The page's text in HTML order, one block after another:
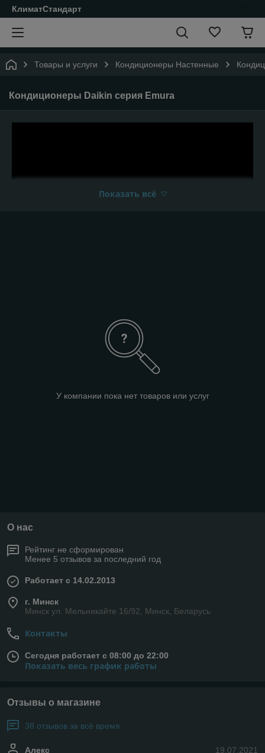
КлиматСтандарт
Товары и услуги Кондиционеры Настенные
Кондиционеры Daikin серия Emura
Показать всё
У компании пока нет товаров или услуг
О нас
Рейтинг не сформирован
Менее 5 отзывов за последний год
Работает с 14.02.2013
г. Минск
Минск ул. Мельникайте 16/92, Минск, Беларусь
Контакты
Сегодня работает с 08:00 до 22:00
Показать весь график работы
Отзывы о магазине
38 отзывов за всё время
19.07.2021
Алекс